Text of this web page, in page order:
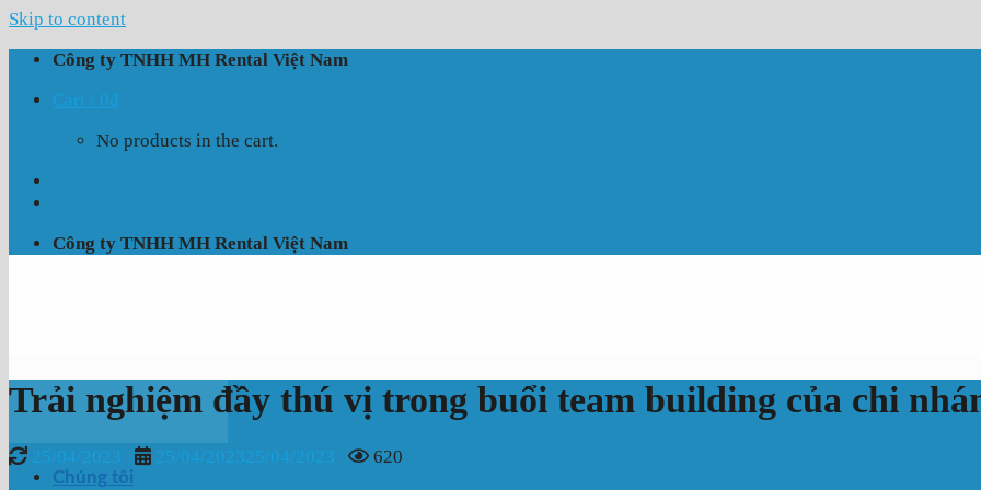
Skip to content
Công ty TNHH MH Rental Việt Nam
Cart / 0₫
No products in the cart.
Công ty TNHH MH Rental Việt Nam
Chúng tôi
Trải nghiệm đầy thú vị trong buổi team building của chi
25/04/2023 25/04/202325/04/2023 620